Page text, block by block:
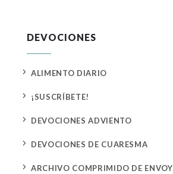
DEVOCIONES
5 ALIMENTO DIARIO
5 ¡SUSCRÍBETE!
5 DEVOCIONES ADVIENTO
5 DEVOCIONES DE CUARESMA
5 ARCHIVO COMPRIMIDO DE ENVOY